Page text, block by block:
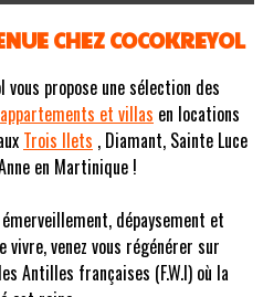
CHEZ COCOKREYOL
vous propose une sélection des
appartements et villas en locations
Trois Ilets , Diamant, Sainte Luce
en Martinique !
dépaysement et
vivre, venez vous régénérer sur
Antilles françaises (F.W.I) où la